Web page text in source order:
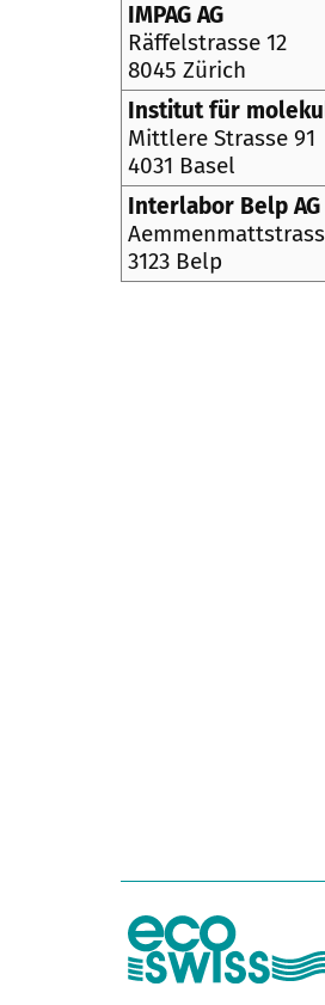
IMPAG AG
Räffelstrasse 12
8045 Zürich
Institut für
Mittlere Strasse 91
4031 Basel
Interlabor Belp AG
3123 Belp